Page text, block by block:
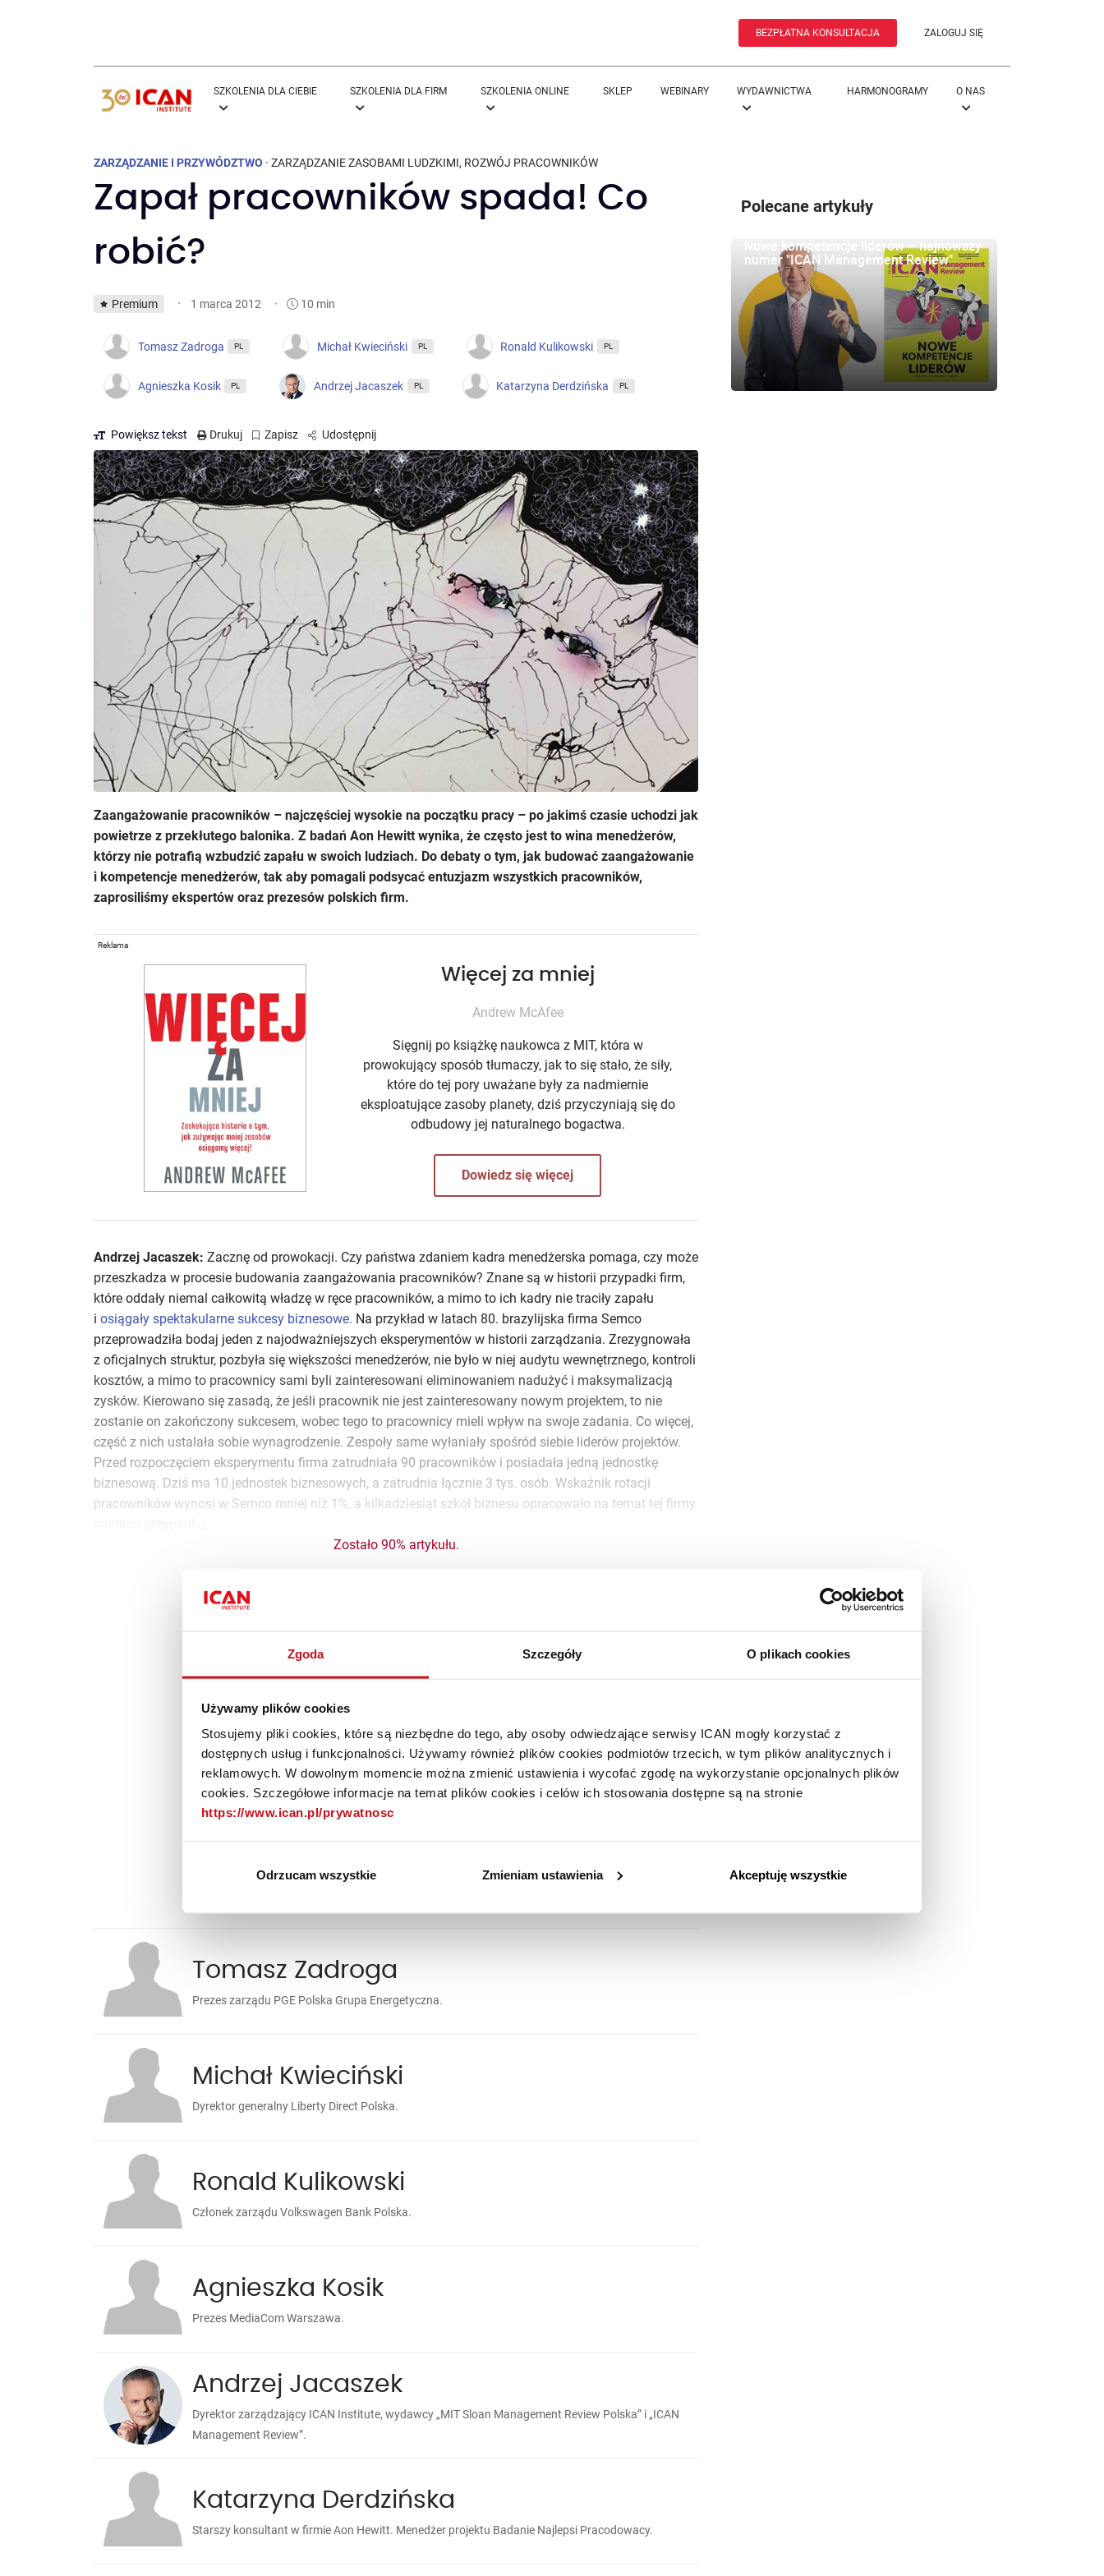
Zgoda Szczegóły O plikach cookies
Używamy plików cookies
Stosujemy pliki cookies, które są niezbędne do tego, aby osoby odwiedzające serwisy ICAN mogły korzystać z
dostępnych usług i funkcjonalności. Używamy również plików cookies podmiotów trzecich, w tym plików analitycznych i
reklamowych. W dowolnym momencie można zmienić ustawienia i wycofać zgodę na wykorzystanie opcjonalnych plików
cookies. Szczegółowe informacje na temat plików cookies i celów ich stosowania dostępne są na stronie
https://www.ican.pl/prywatnosc
Odrzucam wszystkie Zmieniam ustawienia Akceptuję wszystkie
BEZPŁATNA KONSULTACJA ZALOGUJ SIĘ
SZKOLENIA DLA CIEBIE SZKOLENIA DLA FIRM SZKOLENIA ONLINE SKLEP WEBINARY WYDAWNICTWA HARMONOGRAMY O NAS
ZARZĄDZANIE I PRZYWÓDZTWO · ZARZĄDZANIE ZASOBAMI LUDZKIMI, ROZWÓJ PRACOWNIKÓW
Zapał pracowników spada! Co
robić?
Premium · 1 marca 2012 · 10 min
Tomasz Zadroga PL Michał Kwieciński PL Ronald Kulikowski PL
Agnieszka Kosik PL Andrzej Jacaszek PL Katarzyna Derdzińska PL
Powiększ tekst Drukuj Zapisz Udostępnij
Zaangażowanie pracowników – najczęściej wysokie na początku pracy – po jakimś czasie uchodzi jak
powietrze z przekłutego balonika. Z badań Aon Hewitt wynika, że często jest to wina menedżerów,
którzy nie potrafią wzbudzić zapału w swoich ludziach. Do debaty o tym, jak budować zaangażowanie
i kompetencje menedżerów, tak aby pomagali podsycać entuzjazm wszystkich pracowników,
zaprosiliśmy ekspertów oraz prezesów polskich firm.
Reklama
Więcej za mniej
Andrew McAfee
Sięgnij po książkę naukowca z MIT, która w
prowokujący sposób tłumaczy, jak to się stało, że siły,
które do tej pory uważane były za nadmiernie
eksploatujące zasoby planety, dziś przyczyniają się do
odbudowy jej naturalnego bogactwa.
Dowiedz się więcej
Andrzej Jacaszek: Zacznę od prowokacji. Czy państwa zdaniem kadra menedżerska pomaga, czy może
przeszkadza w procesie budowania zaangażowania pracowników? Znane są w historii przypadki firm,
które oddały niemal całkowitą władzę w ręce pracowników, a mimo to ich kadry nie traciły zapału
i osiągały spektakularne sukcesy biznesowe. Na przykład w latach 80. brazylijska firma Semco
przeprowadziła bodaj jeden z najodważniejszych eksperymentów w historii zarządzania. Zrezygnowała
z oficjalnych struktur, pozbyła się większości menedżerów, nie było w niej audytu wewnętrznego, kontroli
kosztów, a mimo to pracownicy sami byli zainteresowani eliminowaniem nadużyć i maksymalizacją
zysków. Kierowano się zasadą, że jeśli pracownik nie jest zainteresowany nowym projektem, to nie
zostanie on zakończony sukcesem, wobec tego to pracownicy mieli wpływ na swoje zadania. Co więcej,
część z nich ustalała sobie wynagrodzenie. Zespoły same wyłaniały spośród siebie liderów projektów.
Przed rozpoczęciem eksperymentu firma zatrudniała 90 pracowników i posiadała jedną jednostkę
biznesową. Dziś ma 10 jednostek biznesowych, a zatrudnia łącznie 3 tys. osób. Wskaźnik rotacji
pracowników wynosi w Semco mniej niż 1%, a kilkadziesiąt szkół biznesu opracowało na temat tej firmy
Zostało 90% artykułu.
Materiał dostępny tylko dla
Dołącz do subskrybentów i korzystaj z treściPremium!
Dołącz do ICAN Business Insight!
Tomasz Zadroga
Prezes zarządu PGE Polska Grupa Energetyczna.
Michał Kwieciński
Dyrektor generalny Liberty Direct Polska.
Ronald Kulikowski
Członek zarządu Volkswagen Bank Polska.
Agnieszka Kosik
Prezes MediaCom Warszawa.
Andrzej Jacaszek
Dyrektor zarządzający ICAN Institute, wydawcy „MIT Sloan Management Review Polska” i „ICAN
Management Review”.
Katarzyna Derdzińska
Starszy konsultant w firmie Aon Hewitt. Menedżer projektu Badanie Najlepsi Pracodowacy.
Polecane artykuły
Nowe kompetencje liderów – najnowszy
numer "ICAN Management Review"